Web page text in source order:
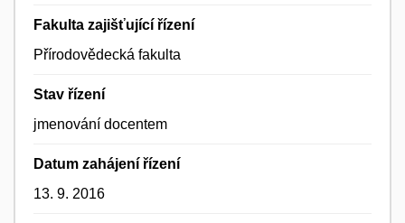
Fakulta zajišťující řízení
Přírodovědecká fakulta
Stav řízení
jmenování docentem
Datum zahájení řízení
13. 9. 2016